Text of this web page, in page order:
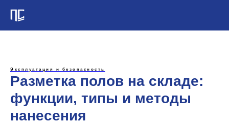
Эксплуатация и безопасность
Разметка полов на складе:
функции, типы и методы
нанесения